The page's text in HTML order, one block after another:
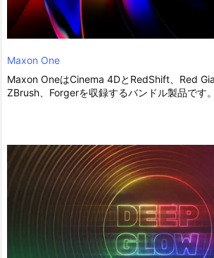
Maxon One
Maxon OneはCinema 4DとRedShift、Red
ZBrush、Forgerを収録するバンドル製品です。